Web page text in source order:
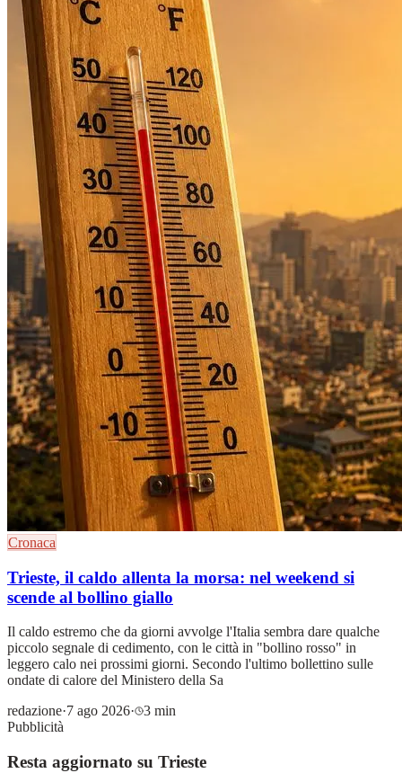
Cronaca
Trieste, il caldo allenta la morsa: nel weekend si
scende al bollino giallo
Il caldo estremo che da giorni avvolge l'Italia sembra dare qualche
piccolo segnale di cedimento, con le città in "bollino rosso" in
leggero calo nei prossimi giorni. Secondo l'ultimo bollettino sulle
ondate di calore del Ministero della Sa
redazione·7 ago 2026·
3 min
Pubblicità
Resta aggiornato su Trieste